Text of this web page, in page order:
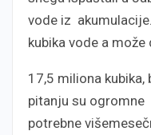
vode iz
kubika vode a
17,5 miliona kubika,
pitanju su ogromne
potrebne